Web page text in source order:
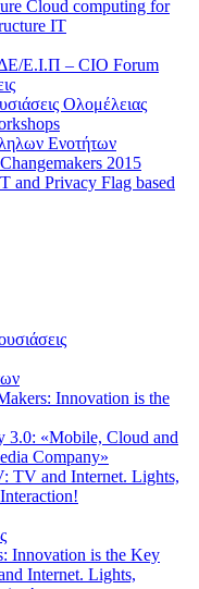
Cloud computing for
IT
Ε.Ι.Π – CIO Forum
Ολομέλειας
Ενοτήτων
2015
and Privacy Flag based
Innovation is the
3.0: «Mobile, Cloud and
Company»
TV and Internet. Lights,
Innovation is the Key
Internet. Lights,